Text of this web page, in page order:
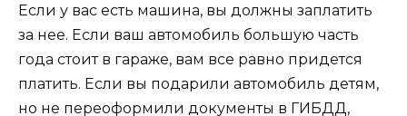
Если у вас есть машина, вы должны заплатить
за нее. Если ваш автомобиль большую часть
года стоит в гараже, вам все равно придется
платить. Если вы подарили автомобиль детям,
но не переоформили документы в ГИБДД,